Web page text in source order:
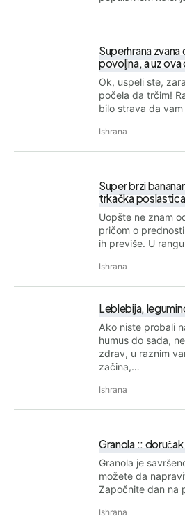
Superhrana
povoljna, a uz
Ok, uspeli ste,
počela da trčim!
bilo strava da
Ishrana
Super brzi
trkačka poslastica
Uopšte ne znam
pričom o
ih previše. U
Ishrana
Leblebija,
Ako niste probali
humus do sada,
zdrav, u raznim
začina,…
Ishrana
Granola ::
Granola je
možete da
Započnite dan na
Ishrana